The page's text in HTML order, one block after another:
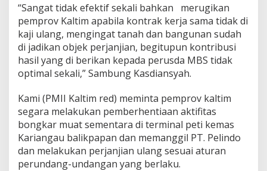
e
d
“Sangat tidak efektif sekali bahkan merugikan
pemprov Kaltim apabila kontrak kerja sama tidak di
kaji ulang, mengingat tanah dan bangunan sudah
di jadikan objek perjanjian, begitupun kontribusi
hasil yang di berikan kepada perusda MBS tidak
optimal sekali,” Sambung Kasdiansyah.
Kami (PMII Kaltim red) meminta pemprov kaltim
segara melakukan pemberhentiaan aktifitas
bongkar muat sementara di terminal peti kemas
Kariangau balikpapan dan memanggil PT. Pelindo
dan melakukan perjanjian ulang sesuai aturan
perundang-undangan yang berlaku.